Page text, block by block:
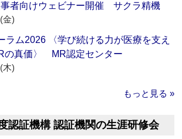
者向けウェビナー開催 サクラ精機
金)
ラム2026 〈学び続ける力が医療を支え
の真価〉 MR認定センター
木)
もっと見る »
認証機構 認証機関の生涯研修会